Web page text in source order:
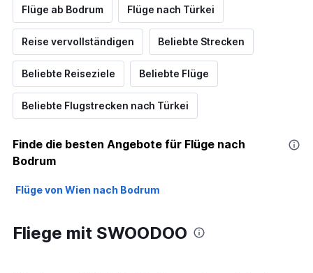
Flüge ab Bodrum Flüge nach Türkei
Reise vervollständigen Beliebte Strecken
Beliebte Reiseziele Beliebte Flüge
Beliebte Flugstrecken nach Türkei
Finde die besten Angebote für Flüge nach
Bodrum
Flüge von Wien nach Bodrum
Fliege mit SWOODOO